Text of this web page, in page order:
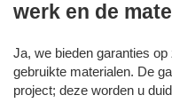
werk en de
Ja, we bieden garanties
gebruikte materialen. De
project; deze worden u